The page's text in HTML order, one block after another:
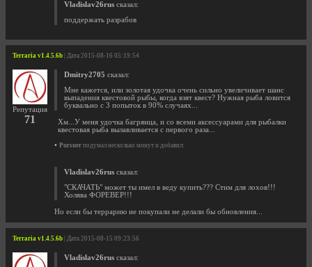
Vladislav26rus сказал:
поддержать разрабов
Terraria v1.4.5.6b | Дата 2015-08-16 05:19:54
Репутация
71
Dmitry2705 сказал:
Мне кажется, или золотая удочка очень сильно увеличивает шанс
выпадения квестовой рыбы, когда взят квест? Нужная рыба ловится
буквально с 3 попыток в 90% случаях...
Хм...У меня удочка багрянца, и со всеми аксессуарами для рыбалки
квестовая рыба вылавливается с первого раза...
• Pursuer подумал несколько минут и добавил:
Vladislav26rus сказал:
"СКАЧАТЬ" может ты имел в веду купить??? Стим для лохов!!!
Холява ФОРЕВЕР!!!
Но если бы террарию не покупали не делали бы обновления...
Terraria v1.4.5.6b | Дата 2015-08-15 09:23:56
Vladislav26rus сказал: